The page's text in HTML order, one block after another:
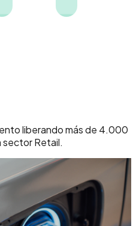
liberando más de 4.000
sector Retail.